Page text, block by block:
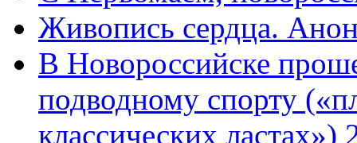
Живопись сердца.
В Новороссийске
подводному спорту
классических